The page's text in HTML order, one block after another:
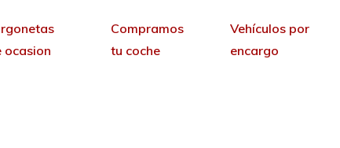
ocasion
Compramos
tu coche
Vehículos por
encargo